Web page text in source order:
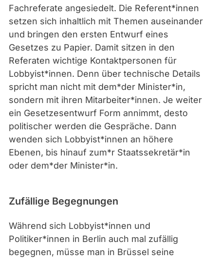
Fachreferate angesiedelt. Die Referent*innen
setzen sich inhaltlich mit Themen auseinander
und bringen den ersten Entwurf eines
Gesetzes zu Papier. Damit sitzen in den
Referaten wichtige Kontaktpersonen für
Lobbyist*innen. Denn über technische Details
spricht man nicht mit dem*der Minister*in,
sondern mit ihren Mitarbeiter*innen. Je weiter
ein Gesetzesentwurf Form annimmt, desto
politischer werden die Gespräche. Dann
wenden sich Lobbyist*innen an höhere
Ebenen, bis hinauf zum*r Staatssekretär*in
oder dem*der Minister*in.
Zufällige Begegnungen
Während sich Lobbyist*innen und
Politiker*innen in Berlin auch mal zufällig
begegnen, müsse man in Brüssel seine